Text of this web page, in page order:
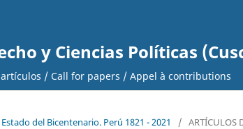
y Ciencias Políticas
/ Call for papers / Appel à contributions
del Bicentenario. Perú 1821 - 2021 / ARTÍCULOS